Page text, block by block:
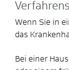
Wenn Sie in
das
Bei einer